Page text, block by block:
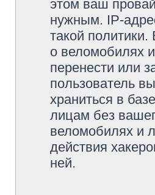
этом ваш
нужным. IP-
такой
о веломобилях
перенести или
пользователь
храниться в
лицам без
веломобилях и
действия
ней.